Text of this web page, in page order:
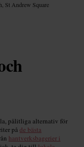
St Andrew Square
pålitliga alternativ för
påde bästa
hantverksbagerier i